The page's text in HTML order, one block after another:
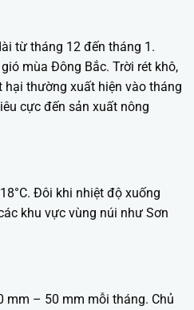
từ tháng 12 đến tháng 1.
mùa Đông Bắc. Trời rét khô,
hại thường xuất hiện vào tháng
cực đến sản xuất nông
Đôi khi nhiệt độ xuống
khu vực vùng núi như Sơn
mm – 50 mm mỗi tháng. Chủ